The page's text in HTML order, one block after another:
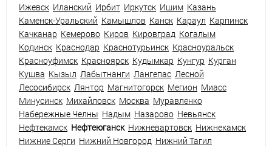
Ижевск Иланский Ирбит Иркутск Ишим Казань
Каменск-Уральский Камышлов Канск Караул Карпинск
Качканар Кемерово Киров Кировград Когалым
Кодинск Краснодар Краснотурьинск Красноуральск
Красноуфимск Красноярск Кудымкар Кунгур Курган
Кушва Кызыл Лабытнанги Лангепас Лесной
Лесосибирск Лянтор Магнитогорск Мегион Миасс
Минусинск Михайловск Москва Муравленко
Набережные Челны Надым Назарово Невьянск
Нефтекамск Нефтеюганск Нижневартовск Нижнекамск
Нижние Серги Нижний Новгород Нижний Тагил